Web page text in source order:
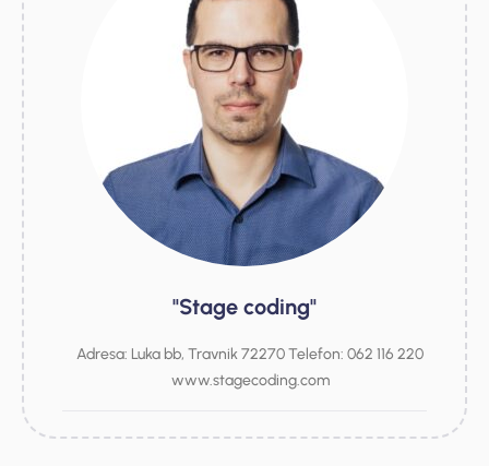
"Stage coding"
Adresa: Luka bb, Travnik 72270 Telefon: 062 116 220
www.stagecoding.com